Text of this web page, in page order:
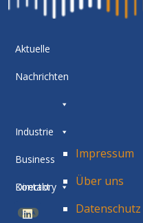
Aktuelle
Nachrichten
Industrie
Business
Directory
BETA
Kontakt
Impressum
Über uns
Datenschutz